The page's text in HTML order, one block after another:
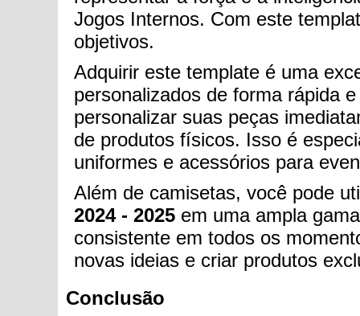
Jogos Internos. Com este
objetivos.
Adquirir este template é uma
personalizados de forma rápida
personalizar suas peças
de produtos físicos. Isso é
uniformes e acessórios para
Além de camisetas, você pode
2024 - 2025 em uma ampla
consistente em todos os
novas ideias e criar produtos
Conclusão